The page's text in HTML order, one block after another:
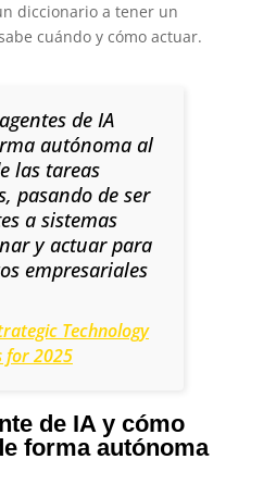
diccionario a tener un
cuándo y cómo actuar.
de IA
autónoma al
las tareas
pasando de ser
a sistemas
y actuar para
empresariales
Technology
for 2025
de IA y cómo
forma autónoma